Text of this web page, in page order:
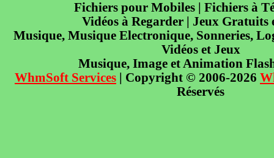
Fichiers pour Mobiles | Fichiers à
Vidéos à Regarder | Jeux Gratuits
Musique, Musique Electronique, Sonneries,
Vidéos et Jeux
Musique, Image et Animation
WhmSoft Services | Copyright © 2006-2026
Réservés